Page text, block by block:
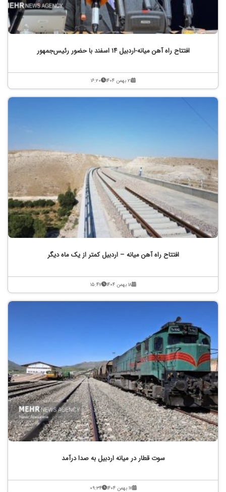
افتتاح راه آهن میانه-اردبیل ۱۴ اسفند با حضور رئیس‌جمهور
۲۱ بهمن ۱۴۰۴ ۱۶:۲۰
افتتاح راه آهن میانه – اردبیل کمتر از یک ماه دیگر
۱۸ بهمن ۱۴۰۴ ۱۵:۴۷
سوت قطار در میانه اردبیل به صدا درآمد
۱۷ بهمن ۱۴۰۴ ۰۹:۳۴